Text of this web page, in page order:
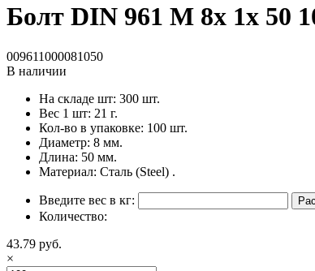
Болт DIN 961 M 8x 1x 50
009611000081050
В наличии
На складе шт: 300 шт.
Вес 1 шт: 21 г.
Кол-во в упаковке: 100 шт.
Диаметр: 8 мм.
Длина: 50 мм.
Материал: Сталь (Steel) .
Введите вес в кг:
Количество:
43.79 руб.
×